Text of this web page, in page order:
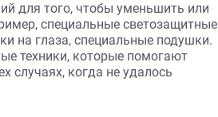
для того, чтобы уменьшить или
специальные светозащитные
на глаза, специальные подушки.
техники, которые помогают
случаях, когда не удалось